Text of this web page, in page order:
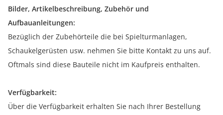
Bilder, Artikelbeschreibung, Zubehör und
Aufbauanleitungen:
Bezüglich der Zubehörteile die bei Spielturmanlagen,
Schaukelgerüsten usw. nehmen Sie bitte Kontakt zu uns auf.
Oftmals sind diese Bauteile nicht im Kaufpreis enthalten.
Verfügbarkeit:
Über die Verfügbarkeit erhalten Sie nach Ihrer Bestellung